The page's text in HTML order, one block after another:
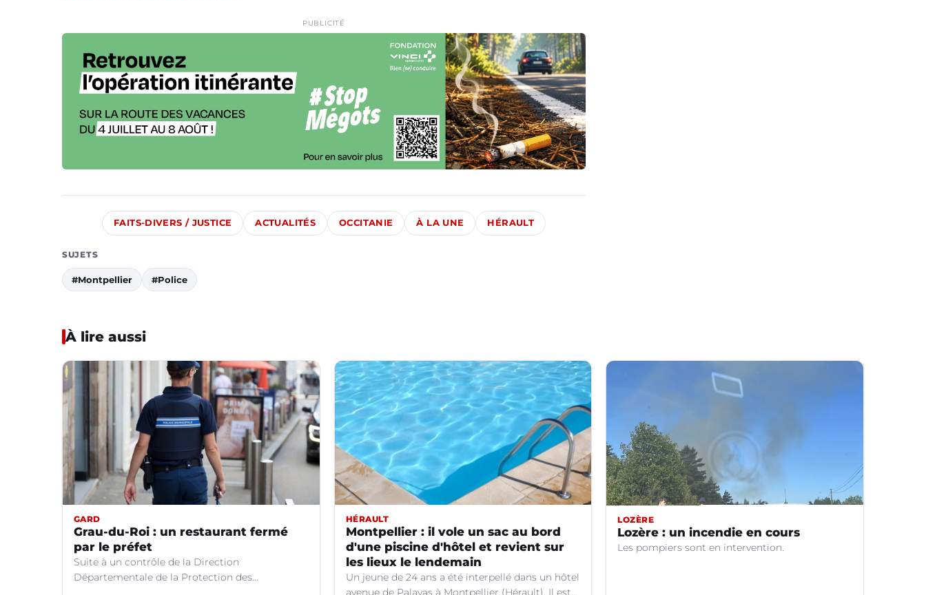
PUBLICITÉ
FAITS-DIVERS / JUSTICE ACTUALITÉS OCCITANIE À LA UNE HÉRAULT
SUJETS
#Montpellier #Police
À lire aussi
GARD
Grau-du-Roi : un restaurant fermé
par le préfet
Suite à un contrôle de la Direction
Départementale de la Protection des
HÉRAULT
Montpellier : il vole un sac au bord
d'une piscine d'hôtel et revient sur
les lieux le lendemain
Un jeune de 24 ans a été interpellé dans un hôtel
avenue de Palavas à Montpellier (Hérault). Il est
LOZÈRE
Lozère : un incendie en cours
Les pompiers sont en intervention.